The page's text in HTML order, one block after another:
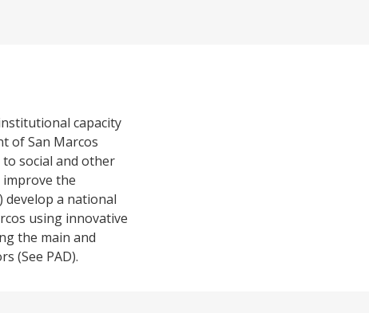
capacity
of San Marcos
social and other
the
develop a national
using innovative
the main and
(See PAD).